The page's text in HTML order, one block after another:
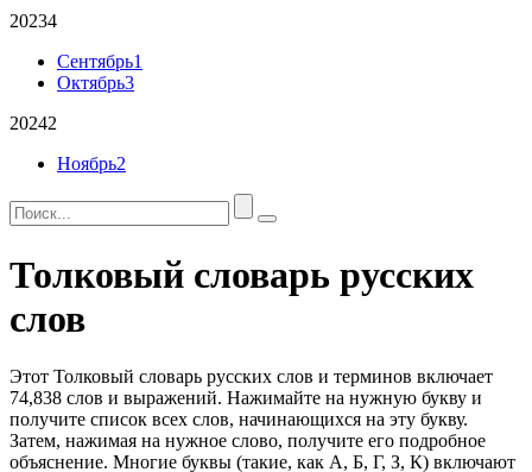
20234
Сентябрь1
Октябрь3
20242
Ноябрь2
Толковый словарь русских
слов
Этот Толковый словарь русских слов и терминов включает
74,838 слов и выражений. Нажимайте на нужную букву и
получите список всех слов, начинающихся на эту букву.
Затем, нажимая на нужное слово, получите его подробное
объяснение. Многие буквы (такие, как А, Б, Г, З, К) включают